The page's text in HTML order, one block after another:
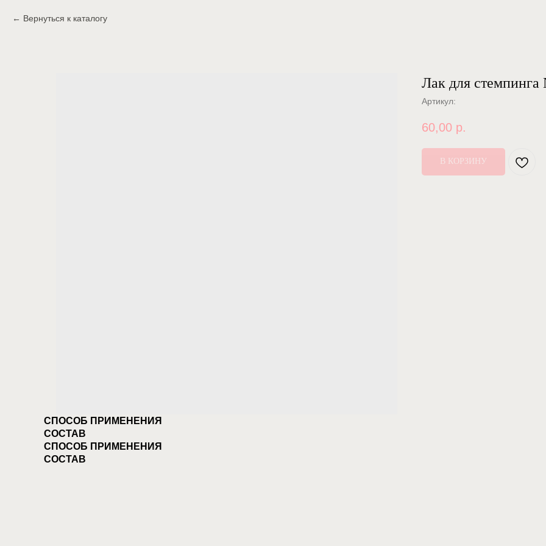
Вернуться к каталогу
Лак для
Артикул:
60,00 р.
В КОРЗИНУ
СПОСОБ ПРИМЕНЕНИЯ
СОСТАВ
СПОСОБ ПРИМЕНЕНИЯ
СОСТАВ